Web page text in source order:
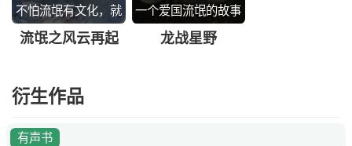
不怕流氓有文化，就
怕流氓有实力
流氓之风云再起
一个爱国流氓的故事
龙战星野
衍生作品
有声书